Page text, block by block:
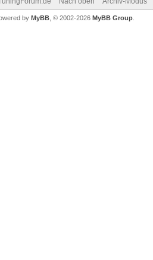
by MyBB , © 2002-2026 MyBB Group